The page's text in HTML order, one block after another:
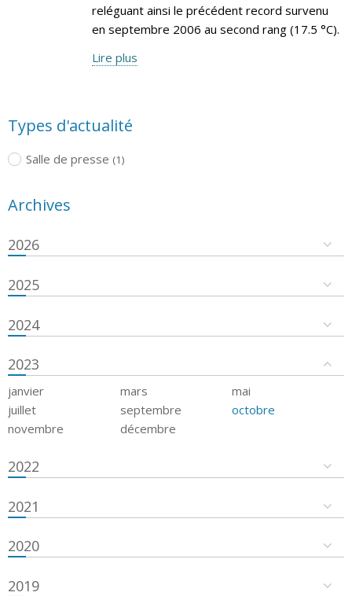
reléguant ainsi le précédent record survenu
en septembre 2006 au second rang (17.5 °C).
Lire plus
Types d'actualité
Salle de presse (1)
Archives
2026
2025
2024
2023
janvier mars
mai
juillet
septembre
octobre
novembre
décembre
2022
2021
2020
2019